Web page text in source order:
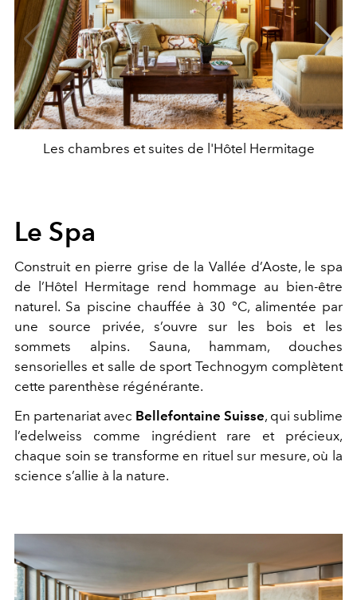
Les chambres et suites de l'Hôtel Hermitage
Le Spa
Construit en pierre grise de la Vallée d’Aoste, le spa
de l’Hôtel Hermitage rend hommage au bien-être
naturel. Sa piscine chauffée à 30 °C, alimentée par
une source privée, s’ouvre sur les bois et les
sommets alpins. Sauna, hammam, douches
sensorielles et salle de sport Technogym complètent
cette parenthèse régénérante.
En partenariat avec Bellefontaine Suisse, qui sublime
l’edelweiss comme ingrédient rare et précieux,
chaque soin se transforme en rituel sur mesure, où la
science s’allie à la nature.